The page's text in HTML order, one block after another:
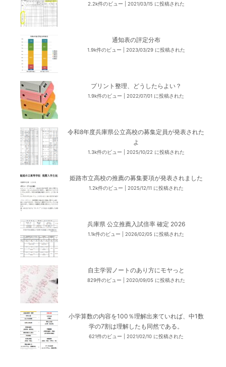
2.2k件のビュー 2021/03/15 に投稿された
通知表の評定分布
1.9k件のビュー 2023/03/29 に投稿された
プリント整理、どうしたらよい？
1.9k件のビュー 2022/07/01 に投稿された
令和8年度兵庫県公立高校の募集定員が発表された
よ
1.3k件のビュー 2025/10/22 に投稿された
姫路市立高校の推薦の募集要項が発表されました
1.2k件のビュー 2025/12/11 に投稿された
兵庫県 公立推薦入試倍率 確定 2026
1.1k件のビュー 2026/02/05 に投稿された
自主学習ノートのあり方にモヤっと
829件のビュー 2020/09/05 に投稿された
小学算数の内容を100％理解出来ていれば、中1数
学の7割は理解したも同然である。
621件のビュー 2021/02/10 に投稿された